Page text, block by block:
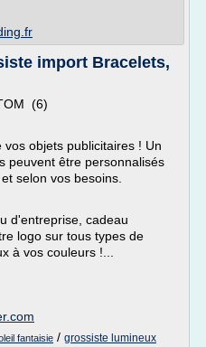
import Bracelets,
(6)
objets publicitaires ! Un
peuvent être personnalisés
selon vos besoins.
d'entreprise, cadeau
logo sur tous types de
à vos couleurs !...
fantaisie / grossiste lumineux